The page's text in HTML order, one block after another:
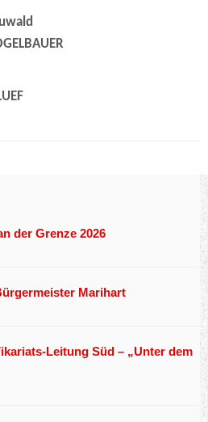
der Grenze 2026
Marihart
Leitung Süd – „Unter dem